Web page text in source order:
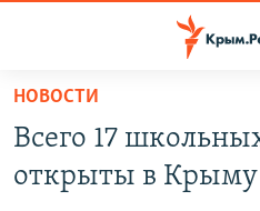
Вернуться
основному
содержанию
Вернутся
ВОДА
НОВОСТИ
Всего 17
открыты в Крыму